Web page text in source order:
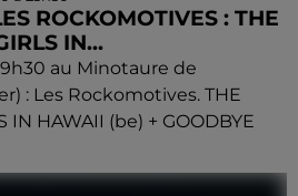
ROCKOMOTIVES : THE
IN...
au Minotaure de
: Les Rockomotives. THE
IN HAWAII (be) + GOODBYE